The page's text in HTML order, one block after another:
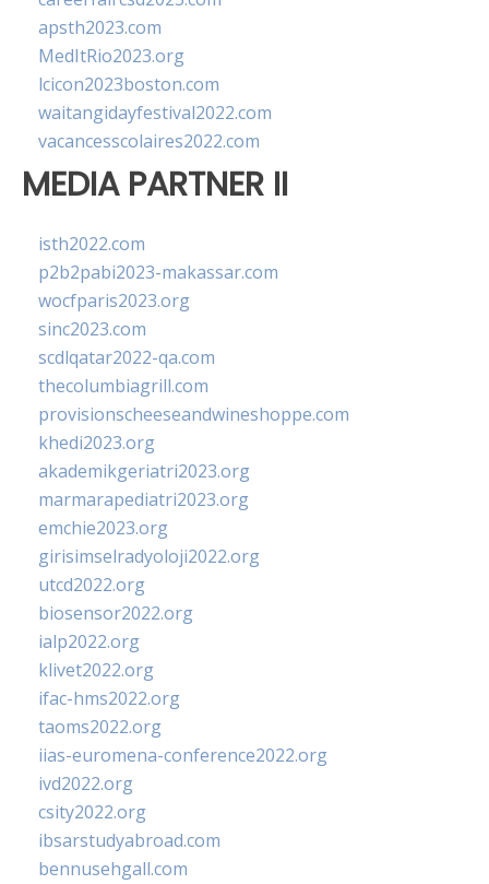
apsth2023.com
MedItRio2023.org
lcicon2023boston.com
waitangidayfestival2022.com
vacancesscolaires2022.com
MEDIA PARTNER II
isth2022.com
p2b2pabi2023-makassar.com
wocfparis2023.org
sinc2023.com
scdlqatar2022-qa.com
thecolumbiagrill.com
provisionscheeseandwineshoppe.com
khedi2023.org
akademikgeriatri2023.org
marmarapediatri2023.org
emchie2023.org
girisimselradyoloji2022.org
utcd2022.org
biosensor2022.org
ialp2022.org
klivet2022.org
ifac-hms2022.org
taoms2022.org
iias-euromena-conference2022.org
ivd2022.org
csity2022.org
ibsarstudyabroad.com
bennusehgall.com